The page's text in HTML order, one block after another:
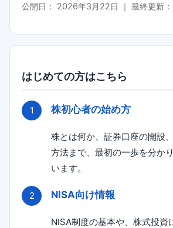
公開日： 2026年3月22日 ｜ 最終更新：
はじめての方はこちら
株初心者の始め方
株とは何か、証券口座の開設
方法まで、最初の一歩を分か
います。
NISA向け情報
NISA制度の基本や、株式投資